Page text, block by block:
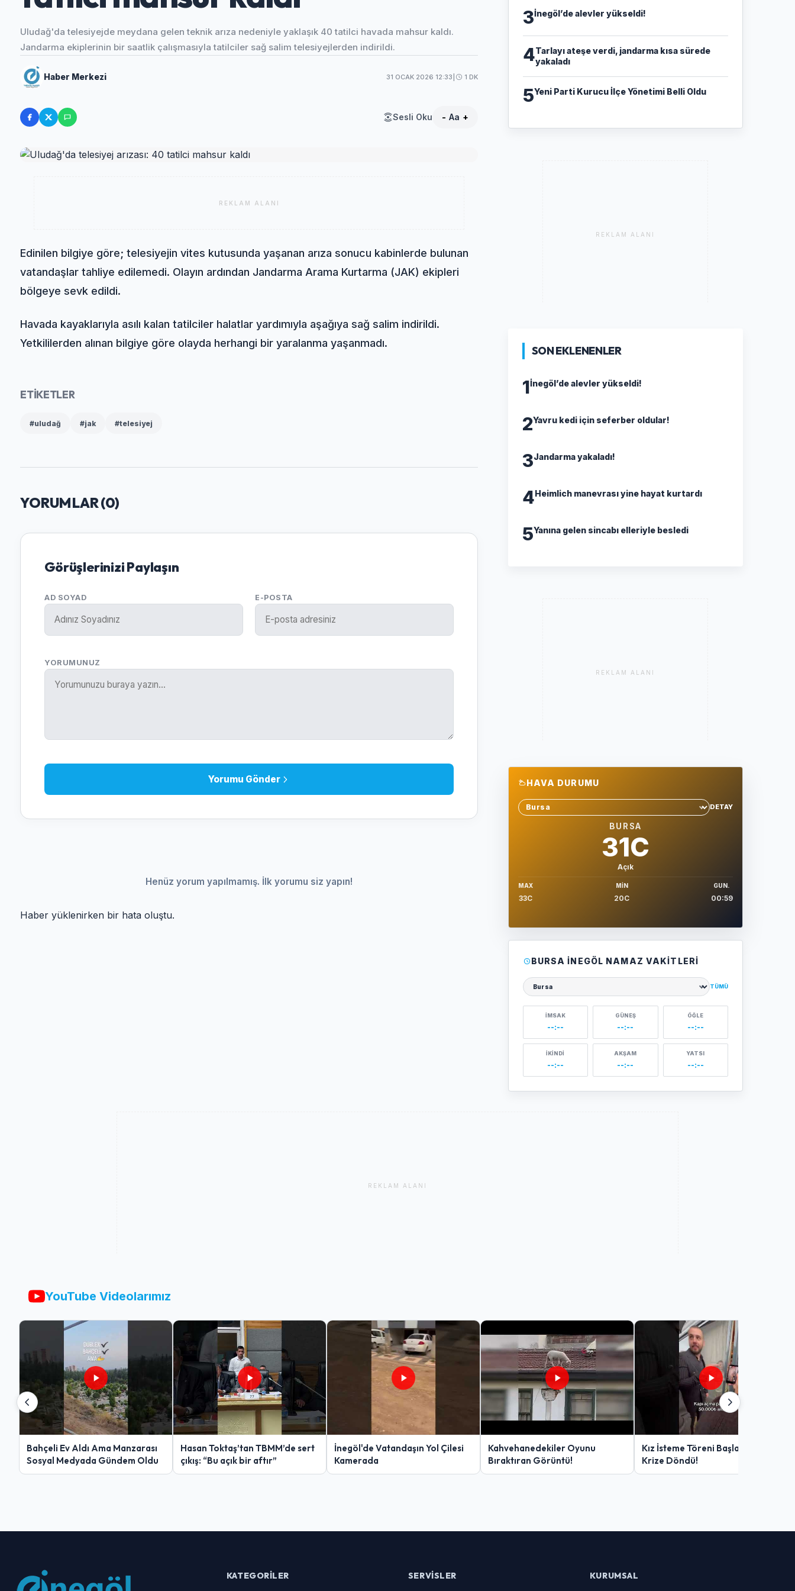
Uludağ'da telesiyejde meydana gelen teknik arıza nedeniyle yaklaşık 40 tatilci havada mahsur kaldı.
Jandarma ekiplerinin bir saatlik çalışmasıyla tatilciler sağ salim telesiyejlerden indirildi.
Haber Merkezi 31 OCAK 2026 12:33 1 DK
Sesli Oku - Aa +
REKLAM ALANI
Edinilen bilgiye göre; telesiyejin vites kutusunda yaşanan arıza sonucu kabinlerde bulunan
vatandaşlar tahliye edilemedi. Olayın ardından Jandarma Arama Kurtarma (JAK) ekipleri
bölgeye sevk edildi.
Havada kayaklarıyla asılı kalan tatilciler halatlar yardımıyla aşağıya sağ salim indirildi.
Yetkililerden alınan bilgiye göre olayda herhangi bir yaralanma yaşanmadı.
ETİKETLER
#uludağ #jak #telesiyej
YORUMLAR (0)
Görüşlerinizi Paylaşın
AD SOYAD E-POSTA
YORUMUNUZ
Yorumu Gönder
Henüz yorum yapılmamış. İlk yorumu siz yapın!
Haber yüklenirken bir hata oluştu.
3İnegöl’de alevler yükseldi!
4Tarlayı ateşe verdi, jandarma kısa sürede
yakaladı
5Yeni Parti Kurucu İlçe Yönetimi Belli Oldu
REKLAM ALANI
SON EKLENENLER
1İnegöl’de alevler yükseldi!
2Yavru kedi için seferber oldular!
3Jandarma yakaladı!
4Heimlich manevrası yine hayat kurtardı
5Yanına gelen sincabı elleriyle besledi
REKLAM ALANI
HAVA DURUMU
Sehir sec
DETAY
BURSA
31C
Açık
MAX
33C
MIN
20C
GUN.
00:59
BURSA İNEGÖL NAMAZ VAKITLERI
Şehir seçin
TÜMÜ
İMSAK
--:--
GÜNEŞ
--:--
ÖĞLE
--:--
İKINDI
--:--
AKŞAM
--:--
YATSI
--:--
REKLAM ALANI
YouTube Videolarımız
Bahçeli Ev Aldı Ama Manzarası
Sosyal Medyada Gündem Oldu
Hasan Toktaş’tan TBMM’de sert
çıkış: “Bu açık bir aftır”
İnegöl'de Vatandaşın Yol Çilesi
Kamerada
Kahvehanedekiler Oyunu
Bıraktıran Görüntü!
Kız İsteme Töreni Başlamadan
Krize Döndü!
KATEGORILER SERVISLER KURUMSAL